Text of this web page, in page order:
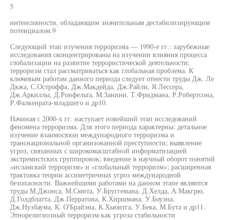
5
интенсивности, обладающим значительным дестабилизирующим
потенциалом.9
Следующий этап изучения терроризма — 1990-е гг.: зарубежные
исследования сконцентрированы на изучении влияния процесса
глобализации на развитие террористической деятельности;
терроризм стал рассматриваться как глобальная проблема. К
ключевым работам данного периода следует отнести труды Дж. Ле
Дкжа, С.Остроффа, Дж.Макдейда, Дж.Райли, Я.Лессера,
Дж.Аркиллы, Д.Ронфельта, М.Занини, Т.Фридмана, Р.Робертсона,
Р.Фалкенрата-младшего и др10.
Начиная с 2000-х гг. наступает новейший этап исследований
феномена терроризма. Для этого периода характерны: детальное
изучение взаимосвязи международного терроризма и
транснациональной организованной преступности; выявление
угроз, связанных с широкомасштабной информатизацией
экстремистских группировок; введение в научный оборот понятий
«исламский терроризм» и «глобальный терроризм»; расширенная
трактовка теории ассиметричных угроз международной
безопасности. Важнейшими работами на данном этапе являются
труды М.Джонса, М.Смита, У.Бруггемана, Д.Хелда, А.Макгрю,
Д.Голдблатта, Дж.Перратона, К.Хиршмана, У.Боуэна,
Дж.Нузбаума, К. О'Брайэна, К.Хьюитга, У.Бека, М.Бута и др11.
Этнорелигиозный терроризм как угроза стабильности